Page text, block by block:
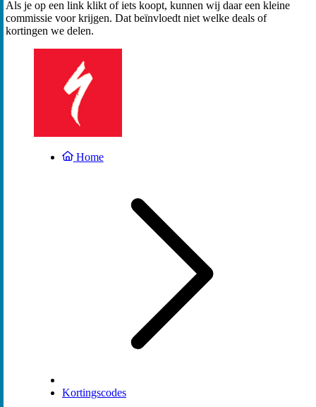
Als je op een link klikt of iets koopt, kunnen wij daar een kleine
commissie voor krijgen. Dat beïnvloedt niet welke deals of
kortingen we delen.
Home
Kortingscodes